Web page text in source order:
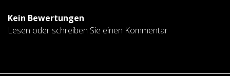
Kein Bewertungen
Lesen oder schreiben Sie einen Kommentar